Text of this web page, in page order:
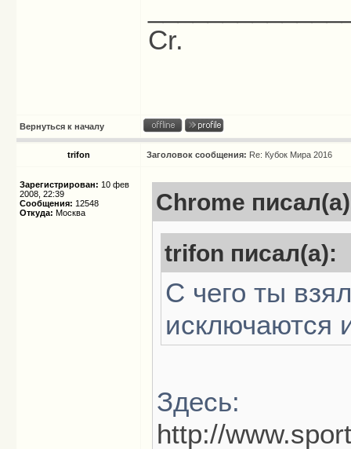
Cr.
Вернуться к началу
trifon Заголовок сообщения: Re: Кубок Мира 2016
Зарегистрирован: 10 фев
2008, 22:39
Сообщения: 12548
Откуда: Москва
Chrome
trifon писал(а):
С чего ты
исключаются
Здесь:
http://